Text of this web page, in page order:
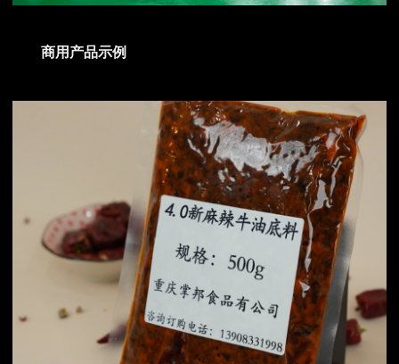
商用产品示例